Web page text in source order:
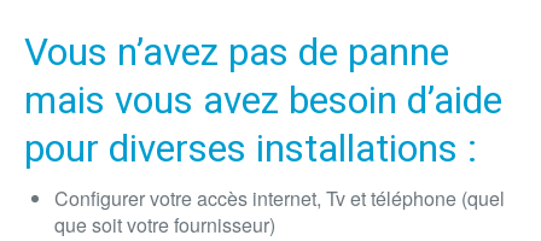
Vous n’avez pas de panne
mais vous avez besoin d’aide
pour diverses installations :
Configurer votre accès internet, Tv et téléphone (quel
que soit votre fournisseur)